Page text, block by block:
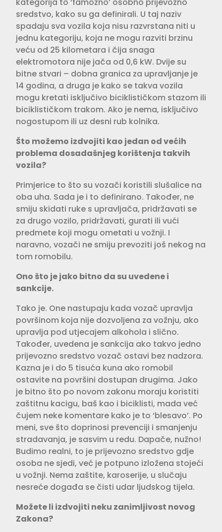
sredstvo, kako su ga defini­rali. U taj naziv
spadaju sva vozila koja nisu razvrstana niti u
jednu kategoriju, koja ne mogu razviti brzinu
veću od 25 kilometara i čija snaga
elektromotora nije jača od 0,6 kW. Dvije su
bitne stvari – dobna granica za upravljanje je
14 godina, a druga je kako se takva vozila
mogu kretati isključivo biciklističkom stazom ili
biciklističkom trakom. Ako je nema, isključivo
nogostupom ili uz desni rub kolnika.
Što možemo izdvojiti kao jedan od većih
problema dosadašnjeg kori­štenja takvih
vozila?
Primjerice to što su vozači koristili slu­šalice na
oba uha. Sada je i to definirano. Također, ne
smiju skidati ruke s uprav­ljača, pridržavati se
za drugo vozilo, pridržavati, gurati ili vući
predmete koji mogu ometati u vožnji. I
naravno, vozači ne smiju prevoziti još nekog na
tom romobilu.
Ono što je jako bitno da su uvedene i
sankcije.
Tako je. One nastupaju kada vozač upravlja
površinom koja nije dozvoljena za vožnju, ako
upravlja pod utjecajem alkohola i slično.
Također, uvedena je sankcija ako takvo jedno
prijevo­zno sredstvo vozač ostavi bez nadzora.
Kazna je i do 5 tisuća kuna ako romobil
ostavite na površini dostupan drugima. Jako
je bitno što po novom zakonu moraju koristiti
zaštitnu kacigu, baš kao i biciklisti, mada već
čujem neke komentare kako je to ‘blesavo’. Po
meni, sve što doprinosi prevenciji i smanjenju
stradavanja, je sasvim u redu. Dapače, nužno!
Budimo realni, to je prijevozno sredstvo gdje
osoba ne sjedi, već je pot­puno izložena stojeći
u vožnji. Nema zaštite, karoserije, u slučaju
nesreće događa se čisti udar ljudskog tijela.
Možete li izdvojiti neku zanimlji­vost novog
Zakona?